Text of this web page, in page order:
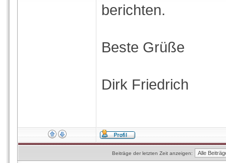
berichten.
Beste Grüße
Dirk Friedrich
Beiträge der letzten Zeit anzeigen: